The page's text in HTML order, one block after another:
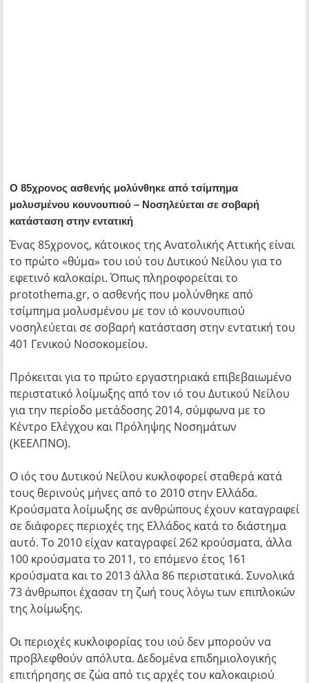
Ο 85χρονος ασθενής μολύνθηκε από τσίμπημα
μολυσμένου κουνουπιού – Νοσηλεύεται σε σοβαρή
κατάσταση στην εντατική
Ένας 85χρονος, κάτοικος της Ανατολικής Αττικής είναι
το πρώτο «θύμα» του ιού του Δυτικού Νείλου για το
εφετινό καλοκαίρι. Όπως πληροφορείται το
protothema.gr, ο ασθενής που μολύνθηκε από
τσίμπημα μολυσμένου με τον ιό κουνουπιού
νοσηλεύεται σε σοβαρή κατάσταση στην εντατική του
401 Γενικού Νοσοκομείου.
Πρόκειται για το πρώτο εργαστηριακά επιβεβαιωμένο
περιστατικό λοίμωξης από τον ιό του Δυτικού Νείλου
για την περίοδο μετάδοσης 2014, σύμφωνα με το
Κέντρο Ελέγχου και Πρόληψης Νοσημάτων
(ΚΕΕΛΠΝΟ).
Ο ιός του Δυτικού Νείλου κυκλοφορεί σταθερά κατά
τους θερινούς μήνες από το 2010 στην Ελλάδα.
Κρούσματα λοίμωξης σε ανθρώπους έχουν καταγραφεί
σε διάφορες περιοχές της Ελλάδος κατά το διάστημα
αυτό. Το 2010 είχαν καταγραφεί 262 κρούσματα, άλλα
100 κρούσματα το 2011, το επόμενο έτος 161
κρούσματα και το 2013 άλλα 86 περιστατικά. Συνολικά
73 άνθρωποι έχασαν τη ζωή τους λόγω των επιπλοκών
της λοίμωξης.
Οι περιοχές κυκλοφορίας του ιού δεν μπορούν να
προβλεφθούν απόλυτα. Δεδομένα επιδημιολογικής
επιτήρησης σε ζώα από τις αρχές του καλοκαιριού